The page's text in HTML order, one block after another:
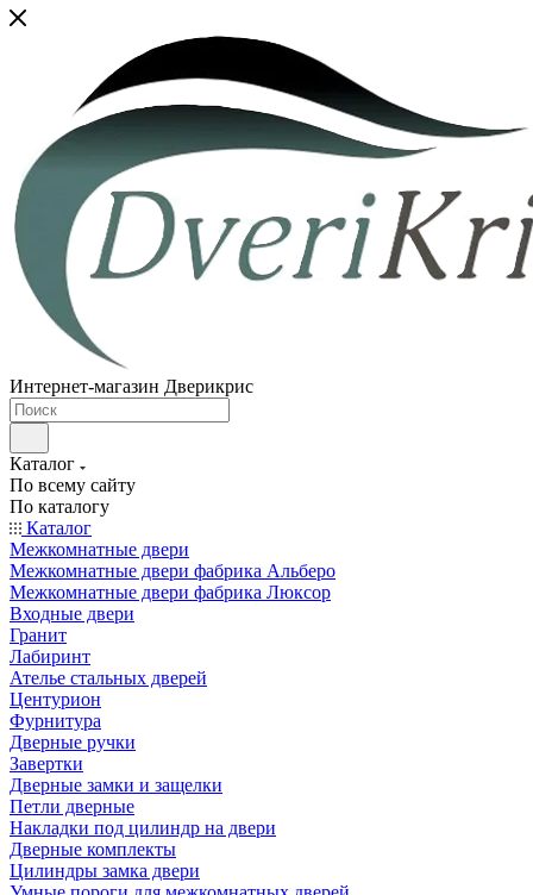
Интернет-магазин Дверикрис
Каталог
По всему сайту
По каталогу
Каталог
Межкомнатные двери
Межкомнатные двери фабрика Альберо
Межкомнатные двери фабрика Люксор
Входные двери
Гранит
Лабиринт
Ателье стальных дверей
Центурион
Фурнитура
Дверные ручки
Завертки
Дверные замки и защелки
Петли дверные
Накладки под цилиндр на двери
Дверные комплекты
Цилиндры замка двери